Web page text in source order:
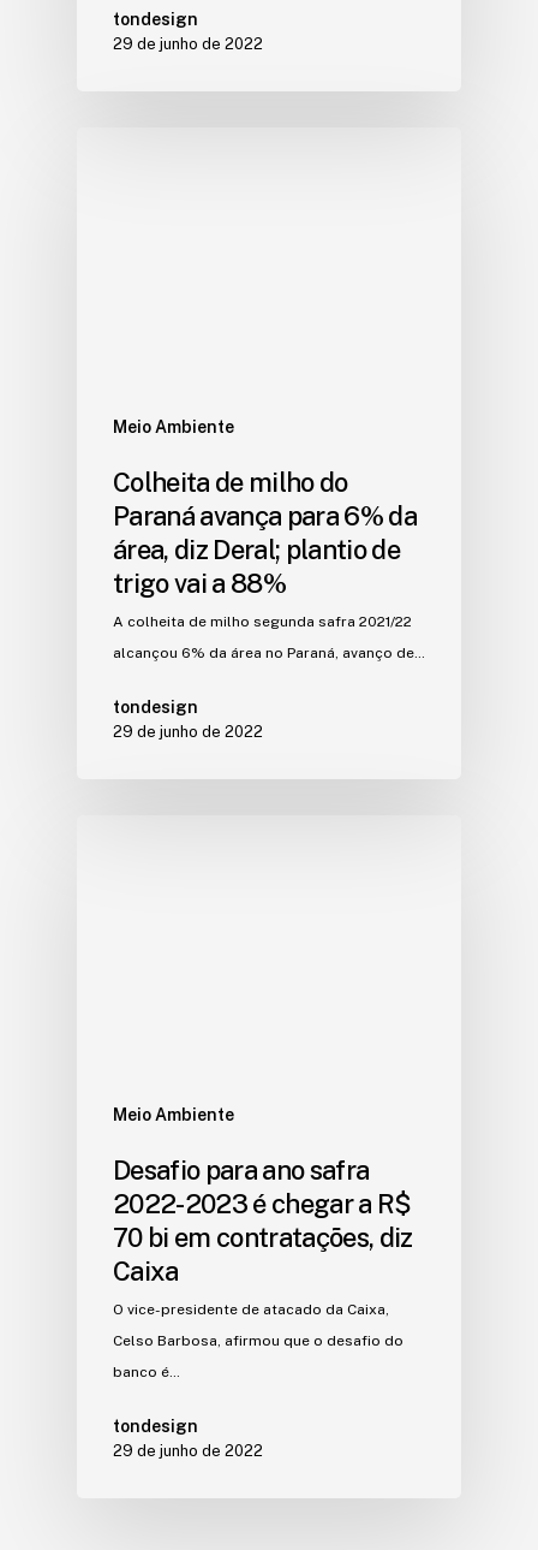
tondesign
29 de junho de 2022
Meio Ambiente
Colheita de milho do
Paraná avança para 6% da
área, diz Deral; plantio de
trigo vai a 88%
A colheita de milho segunda safra 2021/22
alcançou 6% da área no Paraná, avanço de…
tondesign
29 de junho de 2022
Meio Ambiente
Desafio para ano safra
2022-2023 é chegar a R$
70 bi em contratações, diz
Caixa
O vice-presidente de atacado da Caixa,
Celso Barbosa, afirmou que o desafio do
banco é…
tondesign
29 de junho de 2022